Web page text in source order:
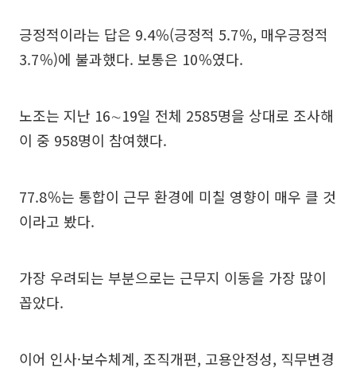
긍정적이라는 답은 9.4％(긍정적 5.7％, 매우긍정적
3.7％)에 불과했다. 보통은 10％였다.
노조는 지난 16∼19일 전체 2585명을 상대로 조사해
이 중 958명이 참여했다.
77.8％는 통합이 근무 환경에 미칠 영향이 매우 클 것
이라고 봤다.
가장 우려되는 부분으로는 근무지 이동을 가장 많이
꼽았다.
이어 인사·보수체계, 조직개편, 고용안정성, 직무변경